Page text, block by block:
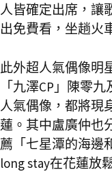
人皆確定出席，讓
出免費看，坐趟火
此外超人氣偶像明
「九澤CP」陳零
人氣偶像，都將現
蓮。其中盧廣仲也
薦「七星潭的海邊
long stay在花蓮放